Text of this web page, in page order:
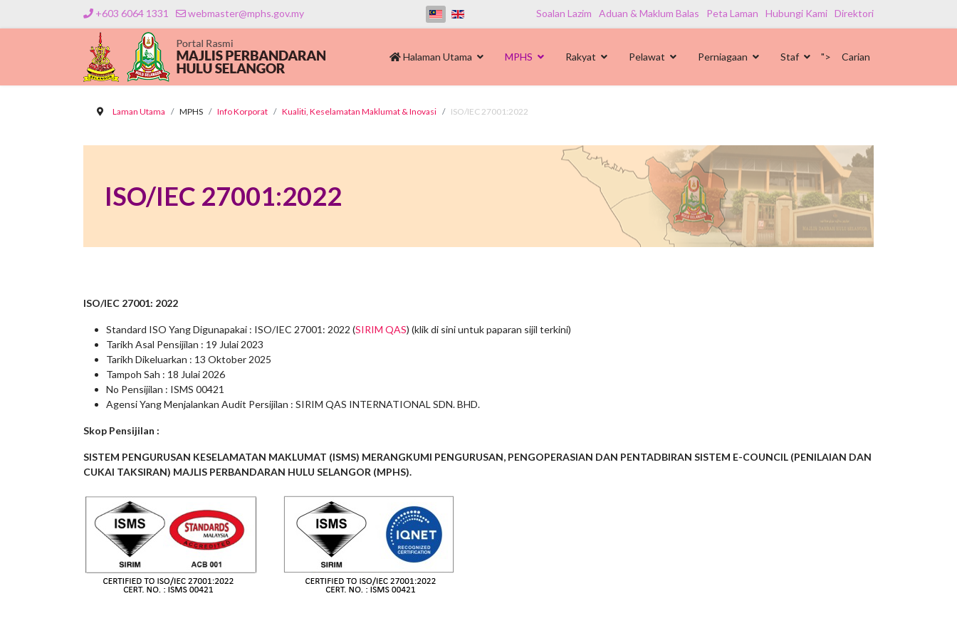
+603 6064 1331 webmaster@mphs.gov.my Soalan Lazim Aduan & Maklum Balas Peta Laman Hubungi Kami Direktori
Halaman Utama MPHS Rakyat Pelawat Perniagaan Staf "> Carian
Laman Utama MPHS Info Korporat Kualiti, Keselamatan Maklumat & Inovasi ISO/IEC 27001:2022
ISO/IEC 27001:2022
ISO/IEC 27001: 2022
Standard ISO Yang Digunapakai : ISO/IEC 27001: 2022 (SIRIM QAS) (klik di sini untuk paparan sijil terkini)
Tarikh Asal Pensijilan : 19 Julai 2023
Tarikh Dikeluarkan : 13 Oktober 2025
Tampoh Sah : 18 Julai 2026
No Pensijilan : ISMS 00421
Agensi Yang Menjalankan Audit Persijilan : SIRIM QAS INTERNATIONAL SDN. BHD.
Skop Pensijilan :
SISTEM PENGURUSAN KESELAMATAN MAKLUMAT (ISMS) MERANGKUMI PENGURUSAN, PENGOPERASIAN DAN PENTADBIRAN SISTEM E-COUNCIL (PENILAIAN DAN
CUKAI TAKSIRAN) MAJLIS PERBANDARAN HULU SELANGOR (MPHS).